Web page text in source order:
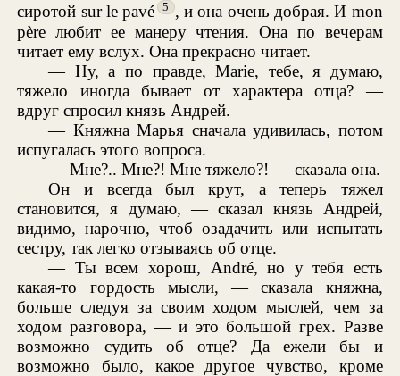
сиротой sur le pavé
5 , и она очень добрая. И mon
père любит ее манеру чтения. Она по вечерам
читает ему вслух. Она прекрасно читает.
— Ну, а по правде, Marie, тебе, я думаю,
тяжело иногда бывает от характера отца? —
вдруг спросил князь Андрей.
— Княжна Марья сначала удивилась, потом
испугалась этого вопроса.
— Мне?.. Мне?! Мне тяжело?! — сказала она.
Он и всегда был крут, а теперь тяжел
становится, я думаю, — сказал князь Андрей,
видимо, нарочно, чтоб озадачить или испытать
сестру, так легко отзываясь об отце.
— Ты всем хорош, André, но у тебя есть
какая-то гордость мысли, — сказала княжна,
больше следуя за своим ходом мыслей, чем за
ходом разговора, — и это большой грех. Разве
возможно судить об отце? Да ежели бы и
возможно было, какое другое чувство, кроме